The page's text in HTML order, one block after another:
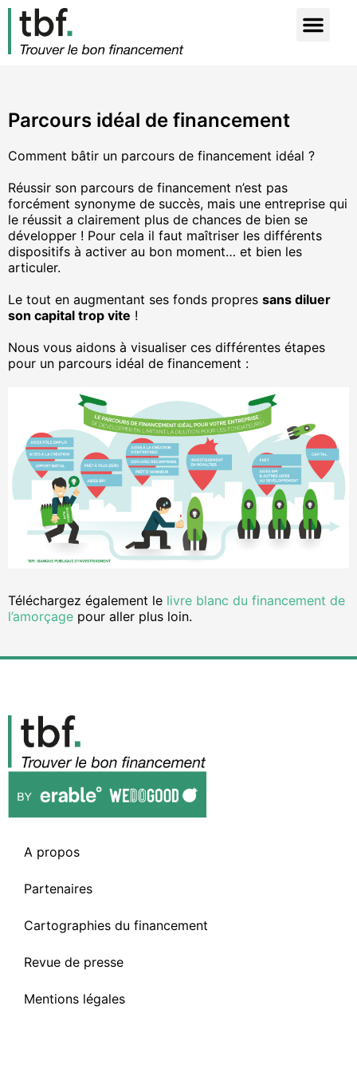
Parcours idéal de financement
Comment bâtir un parcours de financement idéal ?
Réussir son parcours de financement n’est pas
forcément synonyme de succès, mais une entreprise qui
le réussit a clairement plus de chances de bien se
développer ! Pour cela il faut maîtriser les différents
dispositifs à activer au bon moment… et bien les
articuler.
Le tout en augmentant ses fonds propres sans diluer
son capital trop vite !
Nous vous aidons à visualiser ces différentes étapes
pour un parcours idéal de financement :
Téléchargez également le livre blanc du financement de
l’amorçage pour aller plus loin.
A propos
Partenaires
Cartographies du financement
Revue de presse
Mentions légales